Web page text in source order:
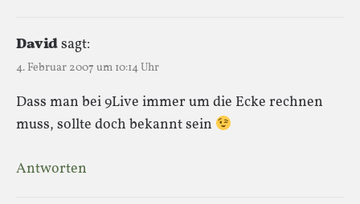
Davidsagt:
4. Februar 2007 um 10:14 Uhr
Dass man bei 9Live immer um die Ecke rechnen
muss, sollte doch bekannt sein
Antworten